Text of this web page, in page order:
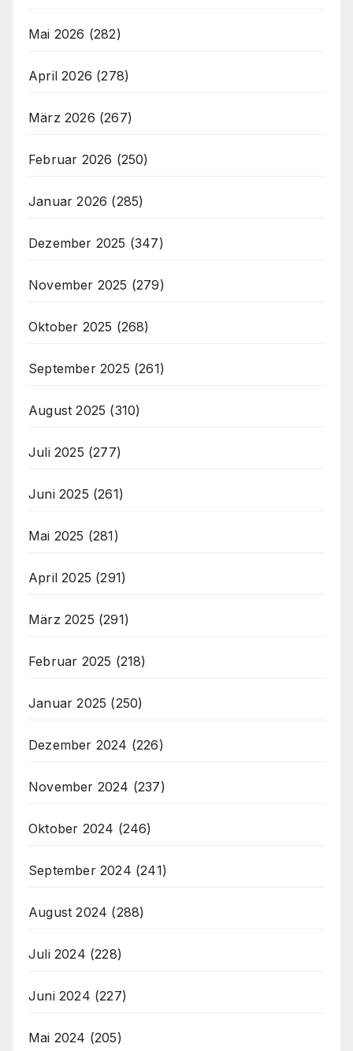
Mai 2026 (282)
April 2026 (278)
März 2026 (267)
Februar 2026 (250)
Januar 2026 (285)
Dezember 2025 (347)
November 2025 (279)
Oktober 2025 (268)
September 2025 (261)
August 2025 (310)
Juli 2025 (277)
Juni 2025 (261)
Mai 2025 (281)
April 2025 (291)
März 2025 (291)
Februar 2025 (218)
Januar 2025 (250)
Dezember 2024 (226)
November 2024 (237)
Oktober 2024 (246)
September 2024 (241)
August 2024 (288)
Juli 2024 (228)
Juni 2024 (227)
Mai 2024 (205)